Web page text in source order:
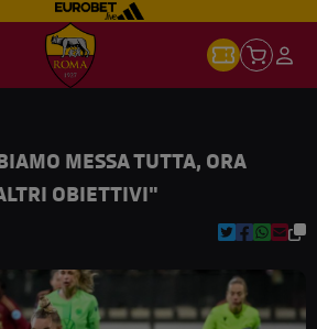
MESSA TUTTA, ORA
OBIETTIVI"